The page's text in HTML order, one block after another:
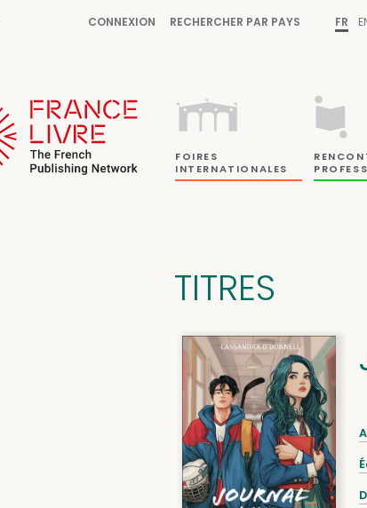
CONNEXION RECHERCHER PAR PAYS FR
FOIRES
INTERNATIONALES
TITRES